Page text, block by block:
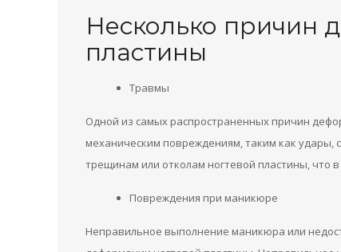
Несколько причин
пластины
Травмы
Одной из самых распространенных причин
механическим повреждениям, таким как удары,
трещинам или отколам ногтевой пластины, что
Повреждения при маникюре
Неправильное выполнение маникюра или